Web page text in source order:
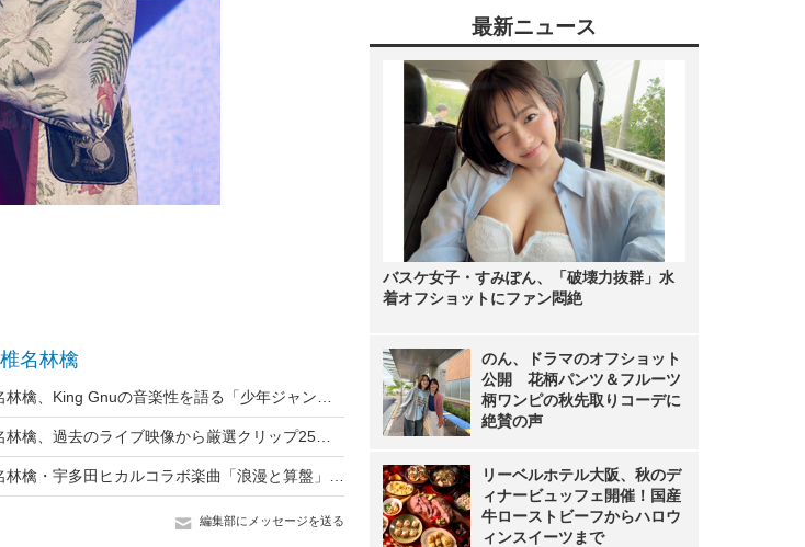
椎名林檎
編集部にメッセージを送る
最新ニュース
バスケ女子・すみぽん、「破壊力抜群」水
着オフショットにファン悶絶
のん、ドラマのオフショット
公開 花柄パンツ＆フルーツ
柄ワンピの秋先取りコーデに
絶賛の声
リーベルホテル大阪、秋のデ
ィナービュッフェ開催！国産
牛ローストビーフからハロウ
ィンスイーツまで